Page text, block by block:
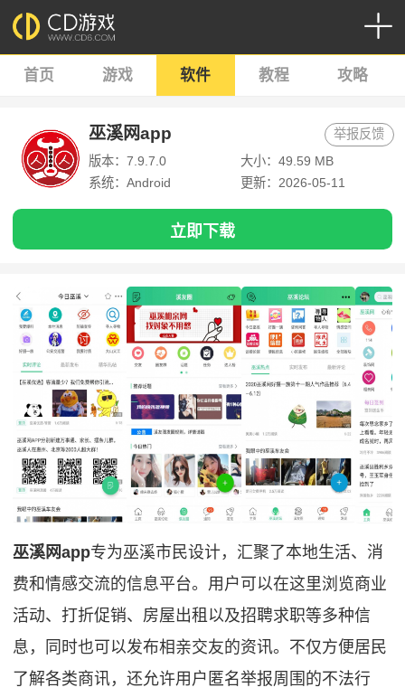
首页 游戏 软件 教程 攻略
巫溪网app
版本：7.9.7.0
大小：49.59 MB
系统：Android
更新：2026-05-11
举报反馈
立即下载
巫溪网app专为巫溪市民设计，汇聚了本地生活、消
费和情感交流的信息平台。用户可以在这里浏览商业
活动、打折促销、房屋出租以及招聘求职等多种信
息，同时也可以发布相亲交友的资讯。不仅方便居民
了解各类商讯，还允许用户匿名举报周围的不法行